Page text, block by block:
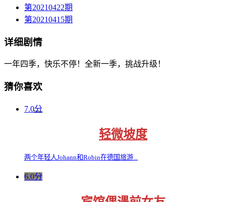
第20210422期
第20210415期
详细剧情
一年四季，快乐不停！全新一季，挑战升级！
猜你喜欢
7.0分
轻微坡度
两个年轻人Johann和Robin在德国旅游...
6.0分